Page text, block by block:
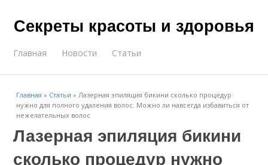
Секреты красоты и здоровья
Главная Новости Статьи
Главная » Статьи »Лазерная эпиляция бикини сколько процедур
нужно для полного удаления волос. Можно ли навсегда избавиться от
нежелательных волос
Лазерная эпиляция бикини
сколько процедур нужно